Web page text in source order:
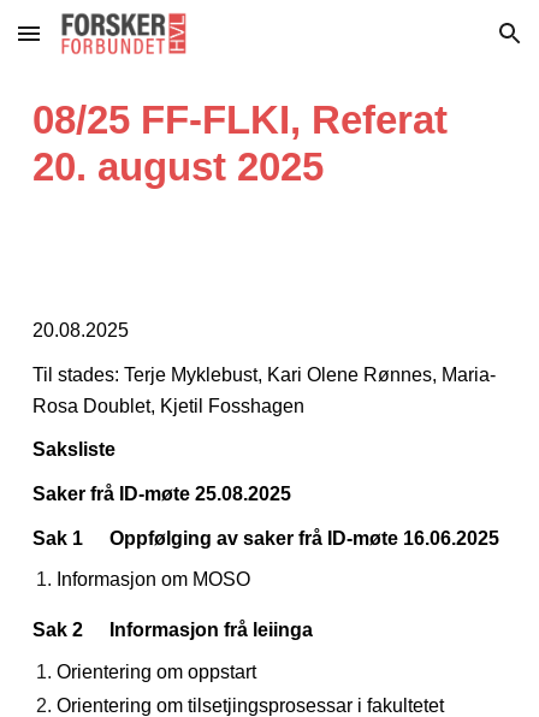
Skip to main content Skip to navigation
08/25 FF-FLKI, Referat
20. august 2025
20.08.2025
Til stades: Terje Myklebust, Kari Olene Rønnes, Maria-
Rosa Doublet, Kjetil Fosshagen
Saksliste
Saker frå ID-møte 25.08.2025
Sak 1 Oppfølging av saker frå ID-møte 16.06.2025
Informasjon om MOSO
Sak 2 Informasjon frå leiinga
Orientering om oppstart
Orientering om tilsetjingsprosessar i fakultetet